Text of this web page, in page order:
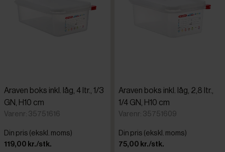
Araven boks inkl. låg, 4 ltr., 1/3
GN, H10 cm
Varenr: 35751616
Din pris (ekskl. moms)
119,00 kr./stk.
Araven boks inkl. låg, 2,8 ltr.,
1/4 GN, H10 cm
Varenr: 35751609
Din pris (ekskl. moms)
75,00 kr./stk.